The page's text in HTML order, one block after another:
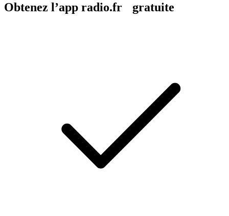
Obtenez l’app radio.fr gratuite